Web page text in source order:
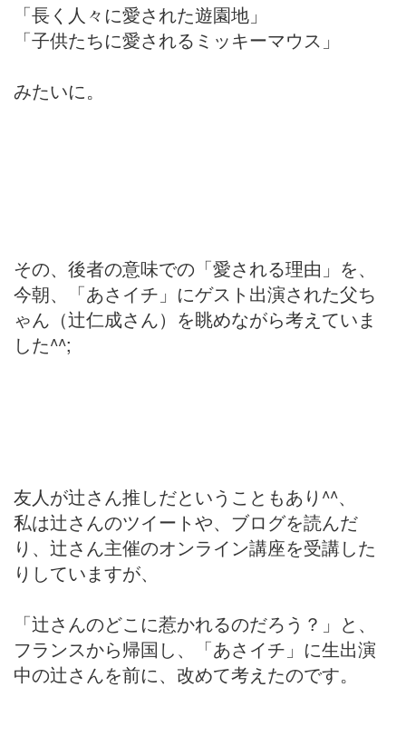
「長く人々に愛された遊園地」
「子供たちに愛されるミッキーマウス」
みたいに。
その、後者の意味での「愛される理由」を、
今朝、「あさイチ」にゲスト出演された父ち
ゃん（辻仁成さん）を眺めながら考えていま
した^^;
友人が辻さん推しだということもあり^^、
私は辻さんのツイートや、ブログを読んだ
り、辻さん主催のオンライン講座を受講した
りしていますが、
「辻さんのどこに惹かれるのだろう？」と、
フランスから帰国し、「あさイチ」に生出演
中の辻さんを前に、改めて考えたのです。